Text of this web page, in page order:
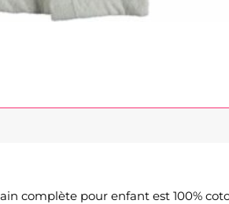
complète pour enfant est 100%